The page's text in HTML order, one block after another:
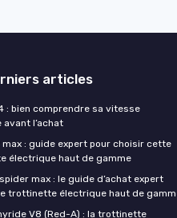
articles
: bien comprendre sa vitesse
avant l’achat
max : guide expert pour choisir cette
électrique haut de gamme
max : le guide d’achat expert
trottinette électrique haut de
V8 (Red-A) : la trottinette